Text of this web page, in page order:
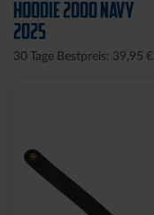
HOODIE 2000 NAVY
2025
30 Tage Bestpreis: 39,95 €